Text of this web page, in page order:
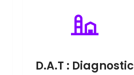
D.A.T : Diagnostic